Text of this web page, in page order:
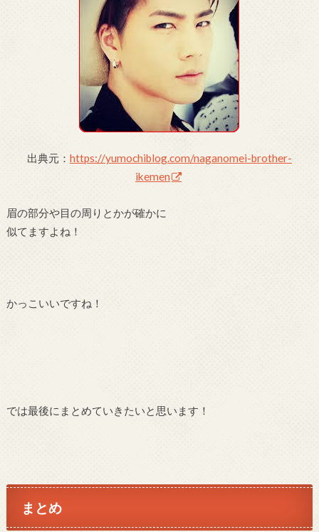
出典元： https://yumochiblog.com/naganomei-brother-
ikemen
眉の部分や目の周りとかが確かに
似てますよね！
かっこいいですね！
では最後にまとめていきたいと思います！
まとめ